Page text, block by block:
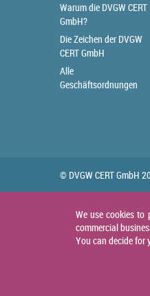
Warum die DVGW CERT
GmbH?
Die Zeichen der DVGW
CERT GmbH
Alle
Geschäftsordnungen
© DVGW CERT GmbH
We use cookies
commercial
You can decide for